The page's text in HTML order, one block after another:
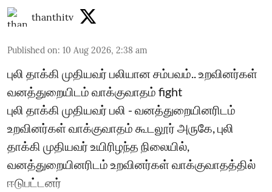
thanthitv
Published on: 10 Aug 2026, 2:38 am
புலி தாக்கி முதியவர் பலியான சம்பவம்.. உறவினர்கள்
வனத்துறையிடம் வாக்குவாதம் fight
புலி தாக்கி முதியவர் பலி - வனத்துறையினரிடம்
உறவினர்கள் வாக்குவாதம் கூடலூர் அருகே, புலி
தாக்கி முதியவர் உயிரிழந்த நிலையில்,
வனத்துறையினரிடம் உறவினர்கள் வாக்குவாதத்தில்
ஈடுபட்டனர்